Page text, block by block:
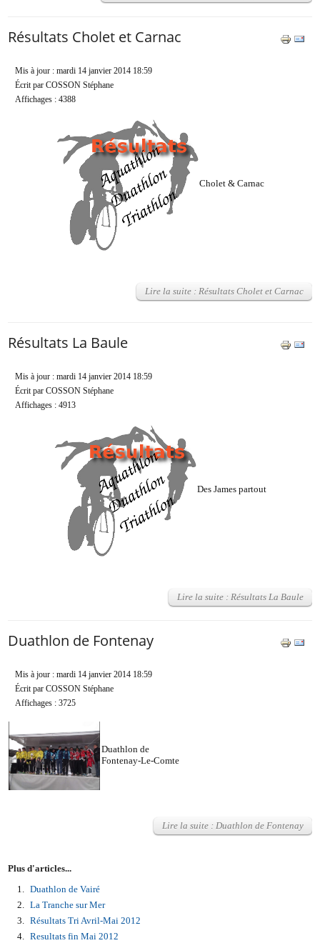
Résultats Cholet et Carnac
Mis à jour : mardi 14 janvier 2014 18:59
Écrit par COSSON Stéphane
Affichages : 4388
Cholet & Carnac
Lire la suite : Résultats Cholet et Carnac
Résultats La Baule
Mis à jour : mardi 14 janvier 2014 18:59
Écrit par COSSON Stéphane
Affichages : 4913
Des James partout
Lire la suite : Résultats La Baule
Duathlon de Fontenay
Mis à jour : mardi 14 janvier 2014 18:59
Écrit par COSSON Stéphane
Affichages : 3725
Duathlon de
Fontenay-Le-Comte
Lire la suite : Duathlon de Fontenay
Plus d'articles...
Duathlon de Vairé
La Tranche sur Mer
Résultats Tri Avril-Mai 2012
Resultats fin Mai 2012